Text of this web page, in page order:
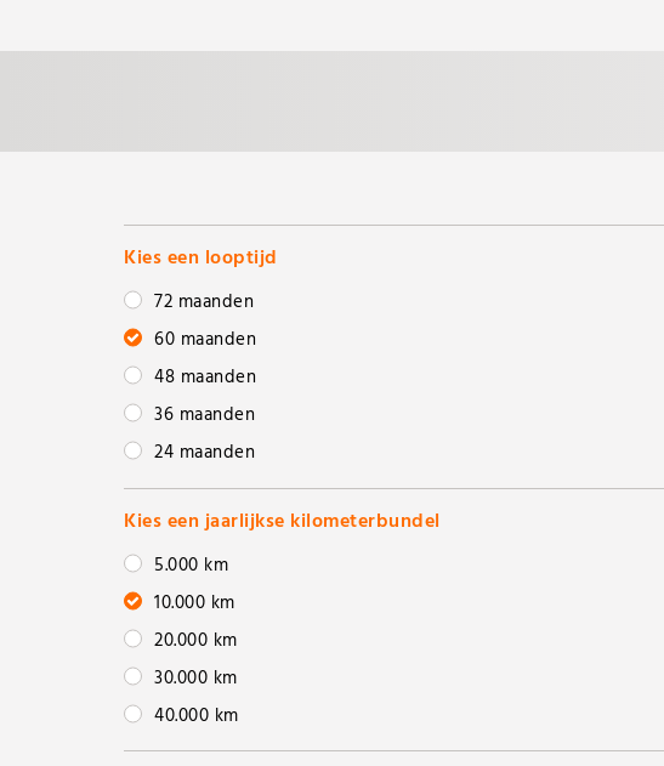
Kies een looptijd
72 maanden
60 maanden
48 maanden
36 maanden
24 maanden
Kies een jaarlijkse kilometerbundel
5.000 km
10.000 km
20.000 km
30.000 km
40.000 km